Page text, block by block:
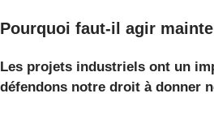
Pourquoi faut-il agir
Les projets industriels ont un
défendons notre droit à donner